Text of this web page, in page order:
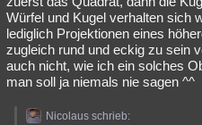
Würfel und Kugel verhalten sich
lediglich Projektionen eines
zugleich rund und eckig zu sein
auch nicht, wie ich ein solches
man soll ja niemals nie sagen ^^
Nicolaus schrieb: